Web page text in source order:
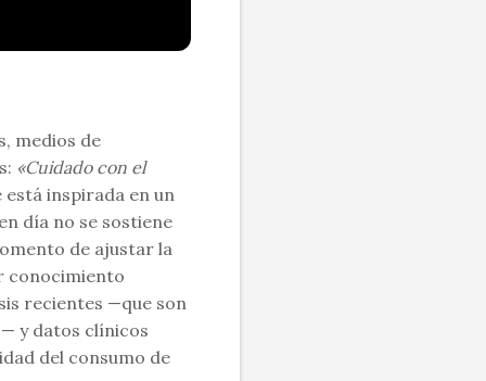
medios de
«Cuidado con el
está inspirada en un
día no se sostiene
de ajustar la
conocimiento
recientes —que son
y datos clínicos
del consumo de